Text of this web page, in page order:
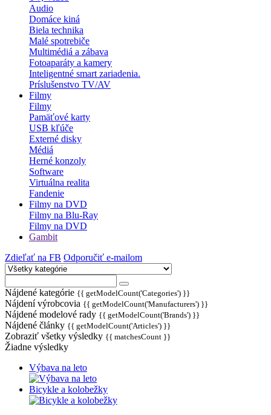
Audio
Domáce kiná
Biela technika
Malé spotrebiče
Multimédiá a zábava
Fotoaparáty a kamery
Inteligentné smart zariadenia.
Príslušenstvo TV/AV
Filmy
Filmy
Pamäťové karty
USB kľúče
Externé disky
Médiá
Herné konzoly
Software
Virtuálna realita
Fandenie
Filmy na DVD
Filmy na Blu-Ray
Filmy na DVD
Gambit
Zdieľať na FB Odporučiť e-mailom
Nájdené kategórie {{ getModelCount('Categories') }}
Nájdení výrobcovia {{ getModelCount('Manufacturers') }}
Nájdené modelové rady {{ getModelCount('Brands') }}
Nájdené články {{ getModelCount('Articles') }}
Zobraziť všetky výsledky {{ matchesCount }}
Žiadne výsledky
Výbava na leto
Bicykle a kolobežky